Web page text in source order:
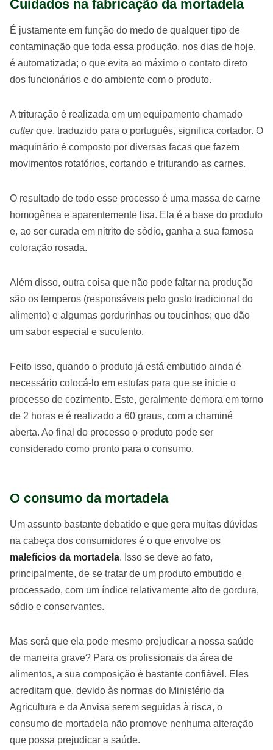
Cuidados na fabricação da mortadela
É justamente em função do medo de qualquer tipo de
contaminação que toda essa produção, nos dias de hoje,
é automatizada; o que evita ao máximo o contato direto
dos funcionários e do ambiente com o produto.
A trituração é realizada em um equipamento chamado
cutterque, traduzido para o português, significa cortador. O
maquinário é composto por diversas facas que fazem
movimentos rotatórios, cortando e triturando as carnes.
O resultado de todo esse processo é uma massa de carne
homogênea e aparentemente lisa. Ela é a base do produto
e, ao ser curada em nitrito de sódio, ganha a sua famosa
coloração rosada.
Além disso, outra coisa que não pode faltar na produção
são os temperos (responsáveis pelo gosto tradicional do
alimento) e algumas gordurinhas ou toucinhos; que dão
um sabor especial e suculento.
Feito isso, quando o produto já está embutido ainda é
necessário colocá-lo em estufas para que se inicie o
processo de cozimento. Este, geralmente demora em torno
de 2 horas e é realizado a 60 graus, com a chaminé
aberta. Ao final do processo o produto pode ser
considerado como pronto para o consumo.
O consumo da mortadela
Um assunto bastante debatido e que gera muitas dúvidas
na cabeça dos consumidores é o que envolve os
malefícios da mortadela. Isso se deve ao fato,
principalmente, de se tratar de um produto embutido e
processado, com um índice relativamente alto de gordura,
sódio e conservantes.
Mas será que ela pode mesmo prejudicar a nossa saúde
de maneira grave? Para os profissionais da área de
alimentos, a sua composição é bastante confiável. Eles
acreditam que, devido às normas do Ministério da
Agricultura e da Anvisa serem seguidas à risca, o
consumo de mortadela não promove nenhuma alteração
que possa prejudicar a saúde.